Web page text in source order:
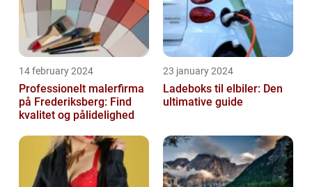
14 february 2024
Professionelt malerfirma
på Frederiksberg: Find
kvalitet og pålidelighed
23 january 2024
Ladeboks til elbiler: Den
ultimative guide